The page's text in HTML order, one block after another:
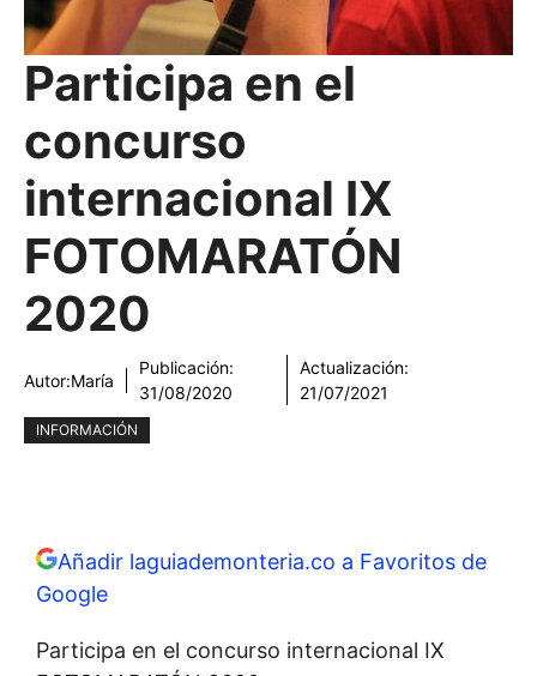
Participa en el
concurso
internacional IX
FOTOMARATÓN
2020
Autor:María
Publicación:
31/08/2020
Actualización:
21/07/2021
INFORMACIÓN
Añadir laguiademonteria.co a Favoritos de
Google
Participa en el concurso internacional IX